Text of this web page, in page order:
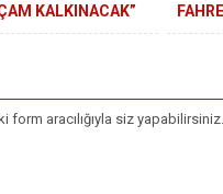
KALKINACAK”
NE
form aracılığıyla siz yapabilirsiniz.